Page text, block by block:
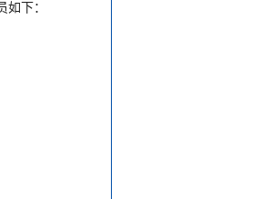
下：